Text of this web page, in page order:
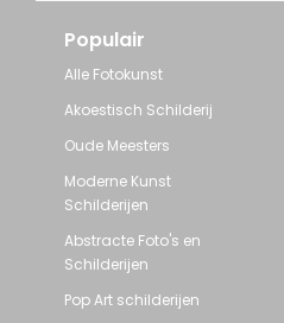
Populair
Alle Fotokunst
Akoestisch Schilderij
Oude Meesters
Moderne Kunst
Schilderijen
Abstracte Foto's en
Schilderijen
Pop Art schilderijen